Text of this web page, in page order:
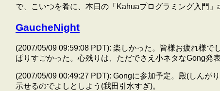
で、こいつを肴に、本日の「Kahuaプログラミング入門」
GaucheNight
(2007/05/09 09:59:08 PDT): 楽しかった。皆様お疲れ様で
ぱりすごかった。心残りは、ただでさえ小ネタなGong発
(2007/05/09 00:49:27 PDT): Gongに参加予定。殿(しんが
示せるのでよしとしよう(我田引水すぎ)。